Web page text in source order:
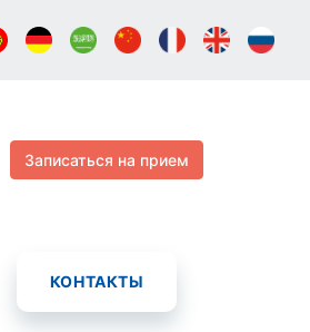
Записаться на прием
КОНТАКТЫ